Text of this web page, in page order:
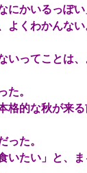
にかいるっぽい
よくわかんな
いってことは
。
格的な秋が来
った。
いたい」と、